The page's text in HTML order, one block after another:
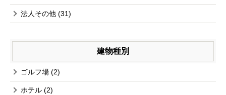
法人その他 (31)
建物種別
ゴルフ場 (2)
ホテル (2)